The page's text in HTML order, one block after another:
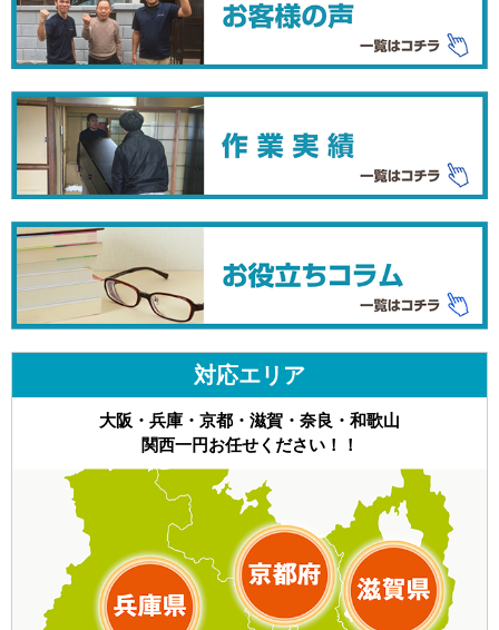
対応エリア
大阪・兵庫・京都・滋賀・奈良・和歌山
関西一円お任せください！！